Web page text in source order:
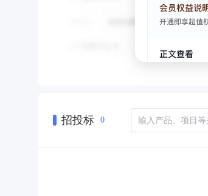
招投标 0